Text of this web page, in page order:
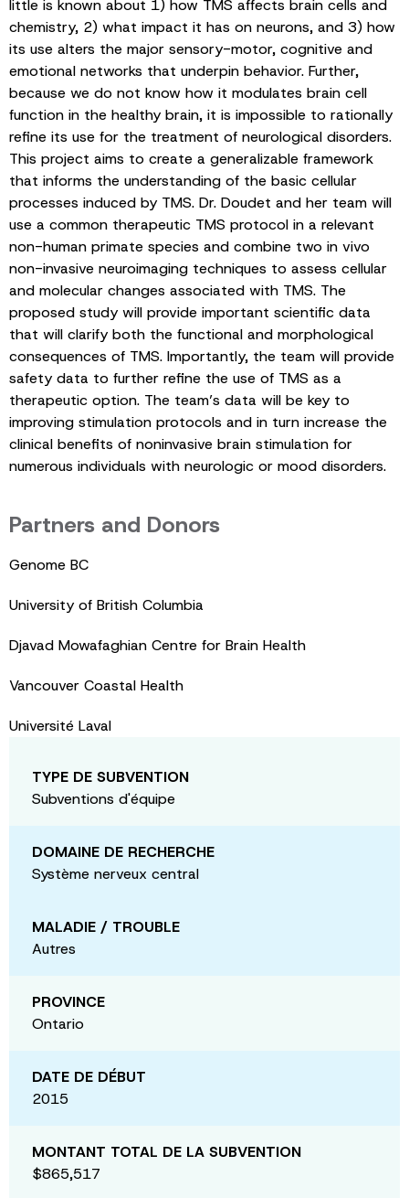
little is known about 1) how TMS affects brain cells and
chemistry, 2) what impact it has on neurons, and 3) how
its use alters the major sensory-motor, cognitive and
emotional networks that underpin behavior. Further,
because we do not know how it modulates brain cell
function in the healthy brain, it is impossible to rationally
refine its use for the treatment of neurological disorders.
This project aims to create a generalizable framework
that informs the understanding of the basic cellular
processes induced by TMS. Dr. Doudet and her team will
use a common therapeutic TMS protocol in a relevant
non-human primate species and combine two in vivo
non-invasive neuroimaging techniques to assess cellular
and molecular changes associated with TMS. The
proposed study will provide important scientific data
that will clarify both the functional and morphological
consequences of TMS. Importantly, the team will provide
safety data to further refine the use of TMS as a
therapeutic option. The team’s data will be key to
improving stimulation protocols and in turn increase the
clinical benefits of noninvasive brain stimulation for
numerous individuals with neurologic or mood disorders.
Partners and Donors
Genome BC
University of British Columbia
Djavad Mowafaghian Centre for Brain Health
Vancouver Coastal Health
Université Laval
TYPE DE SUBVENTION
Subventions d'équipe
DOMAINE DE RECHERCHE
Système nerveux central
MALADIE / TROUBLE
Autres
PROVINCE
Ontario
DATE DE DÉBUT
2015
MONTANT TOTAL DE LA SUBVENTION
$865,517